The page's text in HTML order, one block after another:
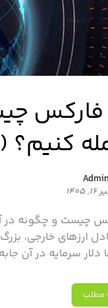
فارکس
کنیم؟
Admin
۱۴۰۵
چیست و چگونه در
ارزهای خارجی،
دلار سرمایه در آن
مطلب